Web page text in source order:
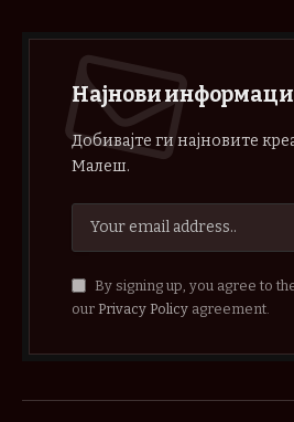
Најнови
Добивајте ги најновите
Малеш.
By signing up, you agree to
our Privacy Policyagreement.